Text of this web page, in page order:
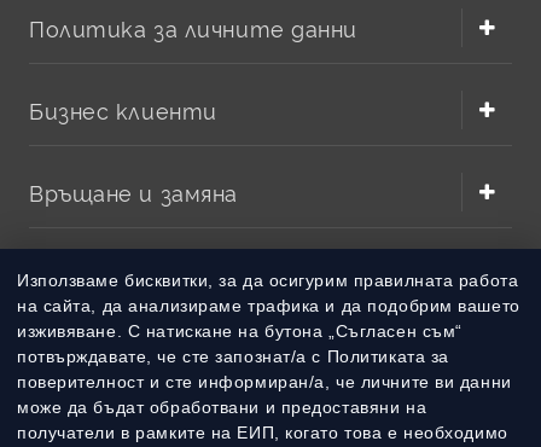
Използваме бисквитки, за да осигурим правилната работа
на сайта, да анализираме трафика и да подобрим вашето
изживяване. С натискане на бутона „Съгласен съм“
потвърждавате, че сте запознат/а с Политиката за
поверителност и сте информиран/а, че личните ви данни
може да бъдат обработвани и предоставяни на
получатели в рамките на ЕИП, когато това е необходимо
Политика за личните данни
Бизнес клиенти
Връщане и замяна
Методи на плащане
Методи на доставка